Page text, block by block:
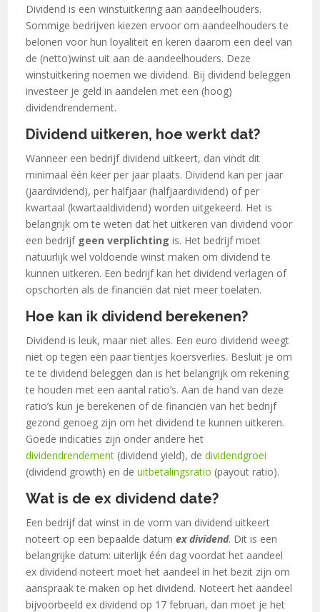
Dividend is een winstuitkering aan aandeelhouders.
Sommige bedrijven kiezen ervoor om aandeelhouders te
belonen voor hun loyaliteit en keren daarom een deel van
de (netto)winst uit aan de aandeelhouders. Deze
winstuitkering noemen we dividend. Bij dividend beleggen
investeer je geld in aandelen met een (hoog)
dividendrendement.
Dividend uitkeren, hoe werkt dat?
Wanneer een bedrijf dividend uitkeert, dan vindt dit
minimaal één keer per jaar plaats. Dividend kan per jaar
(jaardividend), per halfjaar (halfjaardividend) of per
kwartaal (kwartaaldividend) worden uitgekeerd. Het is
belangrijk om te weten dat het uitkeren van dividend voor
een bedrijf geen verplichting is. Het bedrijf moet
natuurlijk wel voldoende winst maken om dividend te
kunnen uitkeren. Een bedrijf kan het dividend verlagen of
opschorten als de financiën dat niet meer toelaten.
Hoe kan ik dividend berekenen?
Dividend is leuk, maar niet alles. Een euro dividend weegt
niet op tegen een paar tientjes koersverlies. Besluit je om
te te dividend beleggen dan is het belangrijk om rekening
te houden met een aantal ratio’s. Aan de hand van deze
ratio’s kun je berekenen of de financiën van het bedrijf
gezond genoeg zijn om het dividend te kunnen uitkeren.
Goede indicaties zijn onder andere het
dividendrendement (dividend yield), dedividendgroei
(dividend growth) en deuitbetalingsratio (payout ratio).
Wat is de ex dividend date?
Een bedrijf dat winst in de vorm van dividend uitkeert
noteert op een bepaalde datumex dividend. Dit is een
belangrijke datum: uiterlijk één dag voordat het aandeel
ex dividend noteert moet het aandeel in het bezit zijn om
aanspraak te maken op het dividend. Noteert het aandeel
bijvoorbeeld ex dividend op 17 februari, dan moet je het